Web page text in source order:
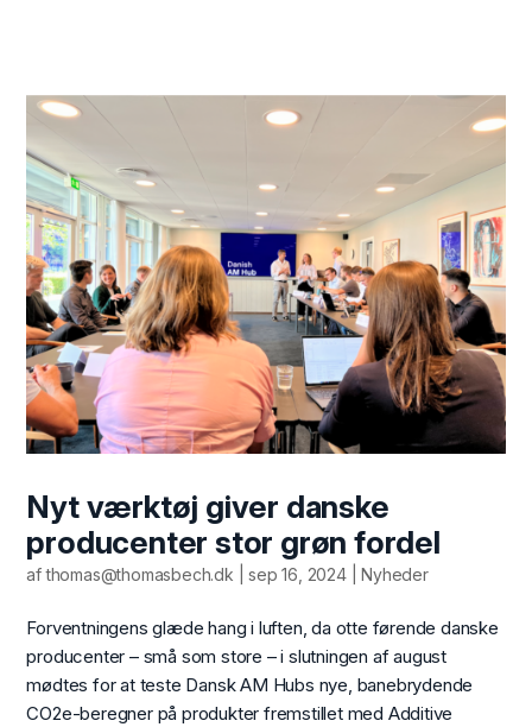
Nyt værktøj giver danske
producenter stor grøn fordel
afthomas@thomasbech.dk |sep 16, 2024|Nyheder
Forventningens glæde hang i luften, da otte førende danske
producenter – små som store – i slutningen af august
mødtes for at teste Dansk AM Hubs nye, banebrydende
CO2e-beregner på produkter fremstillet med Additive